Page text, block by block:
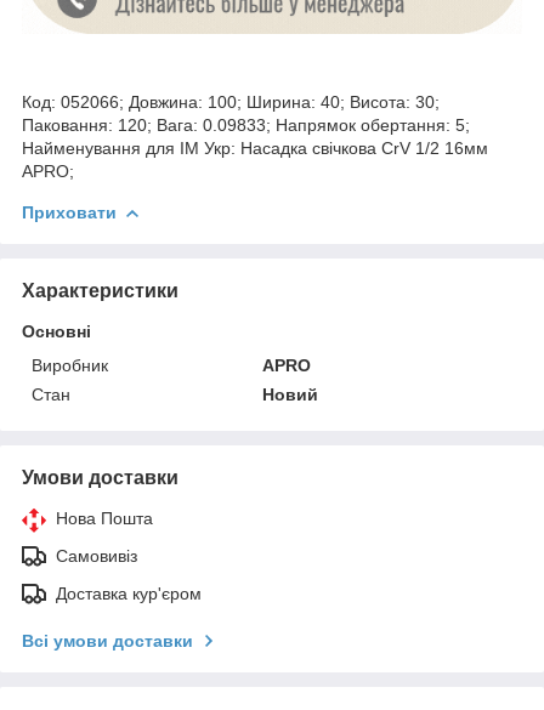
Код: 052066; Довжина: 100; Ширина: 40; Висота: 30;
Паковання: 120; Вага: 0.09833; Напрямок обертання: 5;
Найменування для ІМ Укр: Насадка свічкова CrV 1/2 16мм
APRO;
Приховати
Характеристики
Основні
Виробник
APRO
Стан
Новий
Умови доставки
Нова Пошта
Самовивіз
Доставка кур'єром
Всі умови доставки